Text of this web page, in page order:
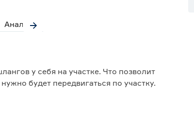
Аналоги
у себя на участке. Что позволит
будет передвигаться по участку.